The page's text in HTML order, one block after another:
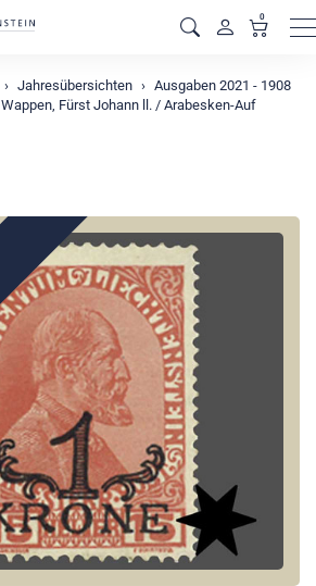
0
Jahresübersichten
Ausgaben 2021 - 1908
Wappen, Fürst Johann ll. / Arabesken-Auf